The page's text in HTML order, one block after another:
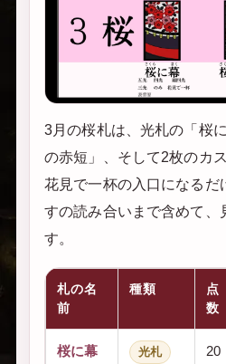
3月の桜札は、光札の「桜
の赤短」、そして2枚のカ
花見で一杯の入口になるだ
すの読み合いまで含めて、
す。
札の名
前
種類
点
数
桜に幕 光札 20